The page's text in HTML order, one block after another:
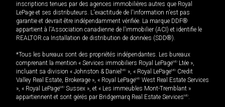
inscriptions tenues par des agences immobilières autres que Royal
LePage et ses distributeurs. L'exactitude de l'information n'est pas
garantie et devrait être indépendamment vérifiée. La marque DDF®
appartient à l'Association canadienne de l’immobilier (ACI) et identifie le
REALTOR.ca Installation de distribution de données (SDD®).
*Tous les bureaux sont des propriétés indépendantes. Les bureaux
comprenant la mention « Services immobiliers Royal LePageMD Ltée »,
incluant sa division « Johnston & Daniel MD », « Royal LePageMD Credit
Valley Real Estate, Brokerage », « Royal LePageMD West Real Estate Services
», « Royal LePageMD Sussex », et « Les immeubles Mont-Tremblant »
appartiennent et sont gérés par Bridgemarq Real Estate ServicesMD.